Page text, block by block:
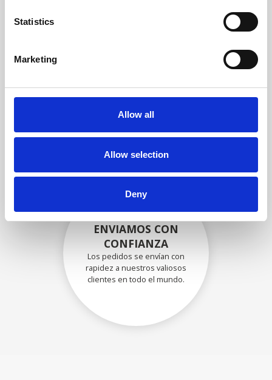
Statistics
Marketing
Allow all
Allow selection
Deny
EMBALADO DE
FORMA SEGURA
Cada pieza individual se
empaqueta de forma segura
ENVIAMOS CON
CONFIANZA
Los pedidos se envían con
rapidez a nuestros valiosos
clientes en todo el mundo.